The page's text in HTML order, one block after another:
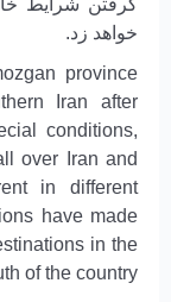
گرفتن شرايط
خواهد زد.
province
Iran after
conditions,
over Iran and
in different
have made
in the
of the country.